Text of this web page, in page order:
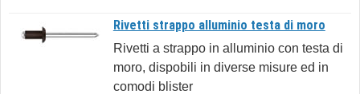
Rivetti strappo alluminio testa di moro
Rivetti a strappo in alluminio con testa di
moro, dispobili in diverse misure ed in
comodi blister